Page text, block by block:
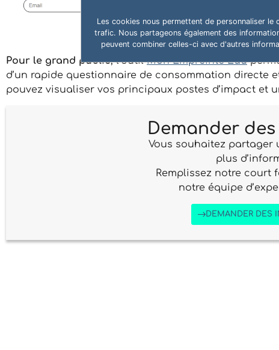
Les cookies nous permettent de personnaliser
trafic. Nous partageons également des
peuvent combiner celles-ci avec d'autres
Pour le grand public, l’outilMon Empreinte Eau
d’un rapide questionnaire de consommation directe
pouvez visualiser vos principaux postes d’impact et
Demander
Vous souhaitez partager
plus
Remplissez notre court
notre équipe
DEMANDER DES